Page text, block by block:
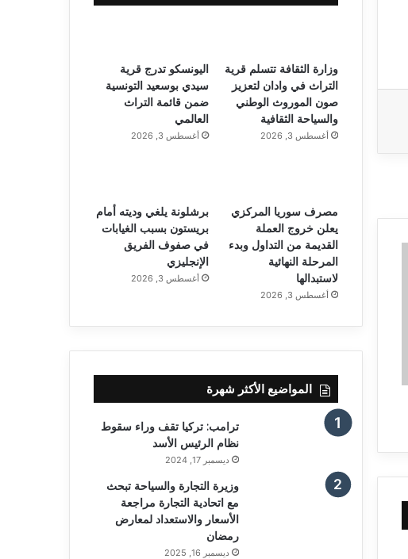
وزارة الثقافة تتسلم قرية
التراث في وادان لتعزيز
صون الموروث الوطني
والسياحة الثقافية
أغسطس 3, 2026
اليونسكو تدرج قرية
سيدي بوسعيد التونسية
ضمن قائمة التراث
العالمي
أغسطس 3, 2026
مصرف سوريا المركزي
يعلن خروج العملة
القديمة من التداول وبدء
المرحلة النهائية
لاستبدالها
أغسطس 3, 2026
برشلونة يلغي وديته أمام
بريستون بسبب الغيابات
في صفوف الفريق
الإنجليزي
أغسطس 3, 2026
المواضيع الأكثر شهرة
ترامب: تركيا تقف وراء سقوط
نظام الرئيس الأسد
ديسمبر 17, 2024
وزيرة التجارة والسياحة تبحث
مع اتحادية التجارة مراجعة
الأسعار والاستعداد لمعارض
رمضان
ديسمبر 16, 2025